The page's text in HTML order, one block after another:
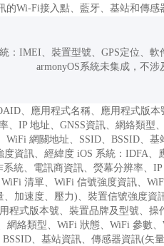
的Wi-Fi接入點、藍牙、基站和傳感
：IMEI、裝置型號、GPS定位、
armonyOS系統未集成，不涉
、應用程式名稱、應用程式版
、IP 地址、GNSS資訊、網絡類型
WiFi 網關地址、SSID、BSSID、
度資訊、經緯度 iOS 系統：IDFA
系統、電訊商資訊、熒幕分辨率、
清單、WiFi 信號強度資訊、
、加速度、壓力)、裝置信號強度資
程式版本號、裝置品牌及型號、
網絡類型、WiFi 狀態、WiFi 參數
BSSID、基站資訊、傳感器資訊(矢